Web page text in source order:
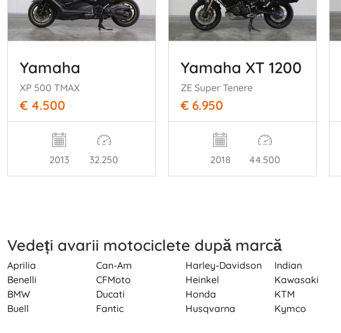
Yamaha
XP 500 TMAX
€ 4.500
2013 32.250
Yamaha XT 1200
ZE Super Tenere
€ 6.950
2018 44.500
Vedeți avarii motociclete după marcă
Aprilia
Benelli
BMW
Buell
Can-Am
CFMoto
Ducati
Fantic
Harley-Davidson
Heinkel
Honda
Husqvarna
Indian
Kawasaki
KTM
Kymco